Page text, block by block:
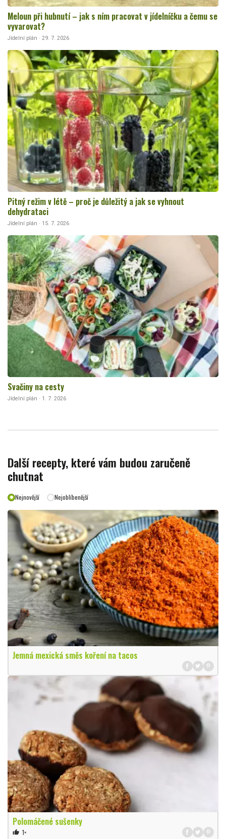
Meloun při hubnutí – jak s ním pracovat v jídelníčku a čemu se
vyvarovat?
Jídelní plán · 29. 7. 2026
Pitný režim v létě – proč je důležitý a jak se vyhnout
dehydrataci
Jídelní plán · 15. 7. 2026
Svačiny na cesty
Jídelní plán · 1. 7. 2026
Další recepty, které vám budou zaručeně
chutnat
Nejnovější Nejoblíbenější
Jemná mexická směs koření na tacos
Polomáčené sušenky
thumb_up 1×